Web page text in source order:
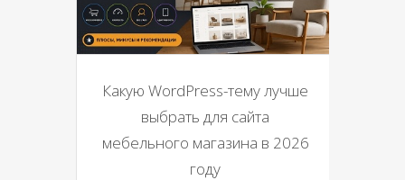
Какую WordPress-тему лучше
выбрать для сайта
мебельного магазина в 2026
году